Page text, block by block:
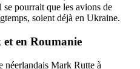
se pourrait que les avions de
soient déjà en Ukraine.
et en Roumanie
Mark Rutte à